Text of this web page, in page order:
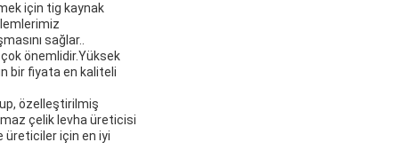
için tig kaynak
sağlar..
önemlidir.Yüksek
bir fiyata en kaliteli
özelleştirilmiş
çelik levha üreticisi
üreticiler için en iyi